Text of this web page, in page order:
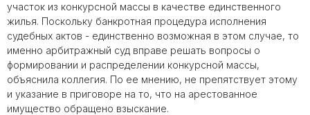
участок из конкурсной массы в качестве единственного
жилья. Поскольку банкротная процедура исполнения
судебных актов - единственно возможная в этом случае, то
именно арбитражный суд вправе решать вопросы о
формировании и распределении конкурсной массы,
объяснила коллегия. По ее мнению, не препятствует этому
и указание в приговоре на то, что на арестованное
имущество обращено взыскание.